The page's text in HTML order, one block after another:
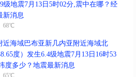
级地震7月13日5时02分,震中在哪？经
新消息
68℃
近海域巴布亚新几内亚附近海域北
度）发生6.4级地震7月13日16时53
度多少？地震最新消息